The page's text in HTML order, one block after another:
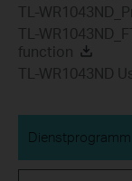
TL-
TL-
function
TL-WR1043ND
Dienstprogramm